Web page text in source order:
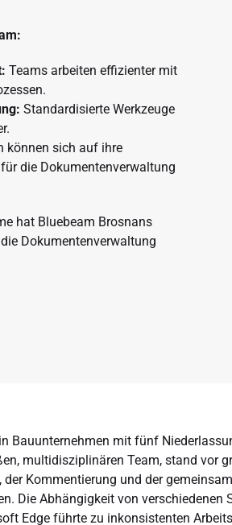
Teams arbeiten effizienter mit
Standardisierte Werkzeuge
können sich auf ihre
die Dokumentenverwaltung
hat Bluebeam Brosnans
Dokumentenverwaltung
Bauunternehmen mit fünf
multidisziplinären Team, stand vor
der Kommentierung und der
Die Abhängigkeit von verschiedenen
Edge führte zu inkonsistenten